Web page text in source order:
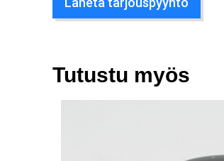
Tutustu myös